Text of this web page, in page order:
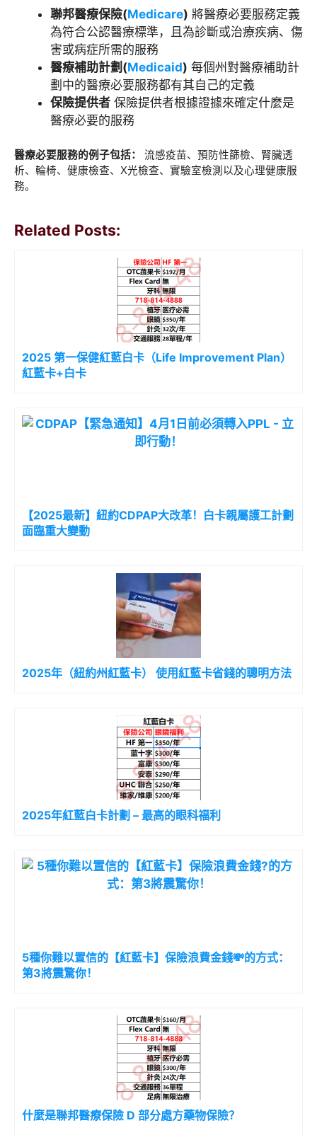
聯邦醫療保險(Medicare) 將醫療必要服務定義
為符合公認醫療標準，且為診斷或治療疾病、傷
害或病症所需的服務
醫療補助計劃(Medicaid) 每個州對醫療補助計
劃中的醫療必要服務都有其自己的定義
保險提供者 保險提供者根據證據來確定什麼是
醫療必要的服務
醫療必要服務的例子包括：
流感疫苗、預防性篩檢、腎臟透
析、輪椅、健康檢查、X光檢查、實驗室檢測以及心理健康服
務。
Related Posts:
2025 第一保健紅藍白卡（Life Improvement Plan）
紅藍卡+白卡
【2025最新】紐約CDPAP大改革！白卡親屬護工計劃
面臨重大變動
2025年（紐約州紅藍卡） 使用紅藍卡省錢的聰明方法
2025年紅藍白卡計劃 – 最高的眼科福利
5種你難以置信的【紅藍卡】保險浪費金錢💸的方式：
第3將震驚你！
什麼是聯邦醫療保險 D 部分處方藥物保險？